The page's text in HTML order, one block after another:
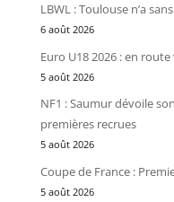
LBWL : Toulouse n’a
6 août 2026
Euro U18 2026 : en
5 août 2026
NF1 : Saumur dévoile
premières recrues
5 août 2026
Coupe de France :
5 août 2026